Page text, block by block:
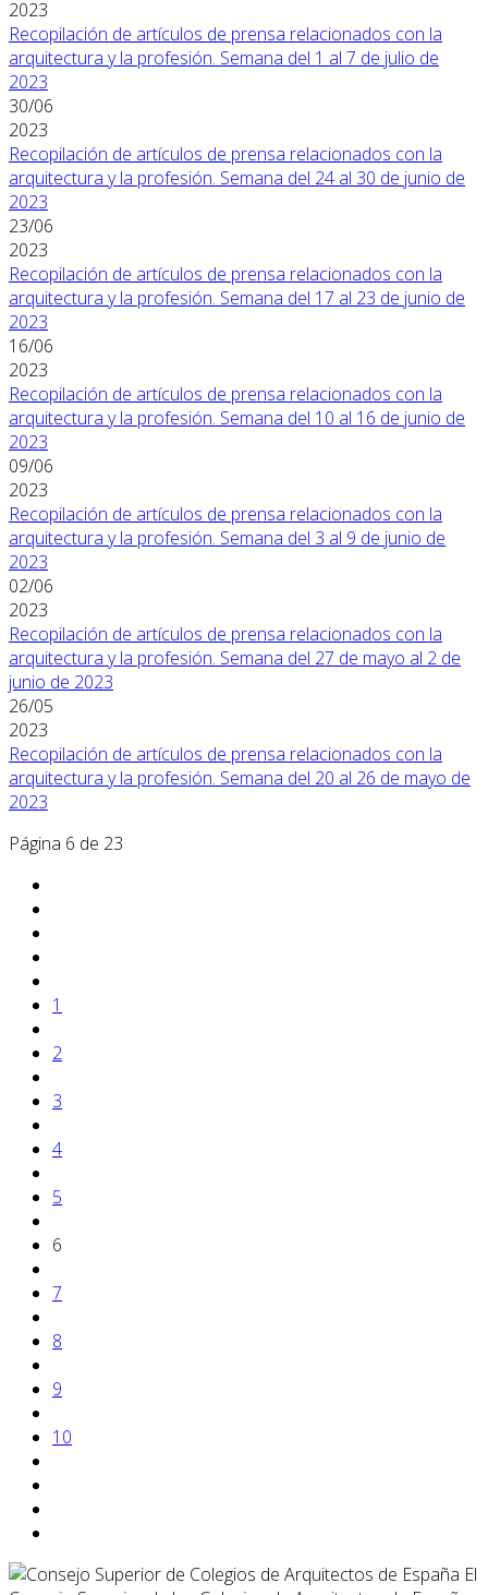
2023
Recopilación de artículos de prensa relacionados con la
arquitectura y la profesión. Semana del 1 al 7 de julio de
2023
30/06
2023
Recopilación de artículos de prensa relacionados con la
arquitectura y la profesión. Semana del 24 al 30 de junio de
2023
23/06
2023
Recopilación de artículos de prensa relacionados con la
arquitectura y la profesión. Semana del 17 al 23 de junio de
2023
16/06
2023
Recopilación de artículos de prensa relacionados con la
arquitectura y la profesión. Semana del 10 al 16 de junio de
2023
09/06
2023
Recopilación de artículos de prensa relacionados con la
arquitectura y la profesión. Semana del 3 al 9 de junio de
2023
02/06
2023
Recopilación de artículos de prensa relacionados con la
arquitectura y la profesión. Semana del 27 de mayo al 2 de
junio de 2023
26/05
2023
Recopilación de artículos de prensa relacionados con la
arquitectura y la profesión. Semana del 20 al 26 de mayo de
2023
Página 6 de 23
1
2
3
4
5
6
7
8
9
10
El